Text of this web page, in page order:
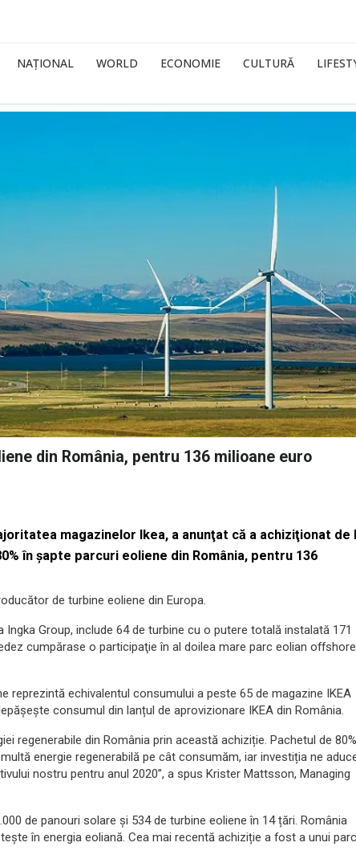
NAȚIONAL WORLD ECONOMIE CULTURĂ
din România, pentru 136 milioane euro
magazinelor Ikea, a anunţat că a achiziţionat de
în şapte parcuri eoliene din România, pentru 136
de turbine eoliene din Europa.
Group, include 64 de turbine cu o putere totală instalată 171
cumpărase o participaţie în al doilea mare parc eolian offshore
reprezintă echivalentul consumului a peste 65 de magazine IKEA
consumul din lanțul de aprovizionare IKEA din România.
regenerabile din România prin această achiziție. Pachetul de 80%
energie regenerabilă pe cât consumăm, iar investiția ne
nostru pentru anul 2020”, a spus Krister Mattsson, Managing
de panouri solare și 534 de turbine eoliene în 14 țări. România
în energia eoliană. Cea mai recentă achiziție a fost a unui parc